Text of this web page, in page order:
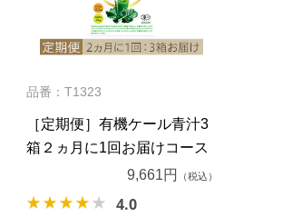
品番：T1323
［定期便］有機ケール青汁3
箱２ヵ月に1回お届けコース
9,661円
（税込）
4.0